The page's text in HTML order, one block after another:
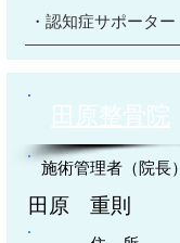
・認知症サポーター
田原整骨院
施術管理者（院長）
田原 重則